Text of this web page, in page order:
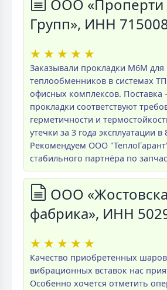
ООО «Проперти
Групп», ИНН
★ ★ ★ ★ ★
Заказывали прокладки M6M для
теплообменников в системах
офисных комплексов. Поставка
прокладки соответствуют
герметичности и
утечки за 3 года эксплуатации в
Рекомендуем ООО
стабильного партнёра по
ООО
фабрика», ИНН
★ ★ ★ ★ ★
Качество приобретенных
вибрационных вставок нас
Особенно хочется отметить